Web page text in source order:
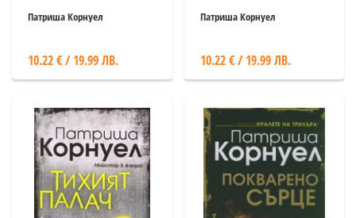
Патриша Корнуел
10.22 € / 19.99 ЛВ.
Патриша Корнуел
10.22 € / 19.99 ЛВ.